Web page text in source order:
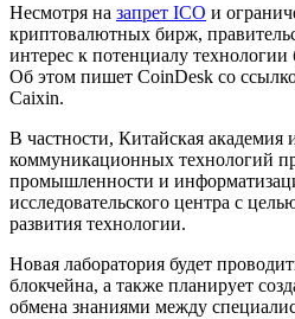
Несмотря на запрет ICO и
криптовалютных бирж,
интерес к потенциалу
Об этом пишет CoinDesk со
Caixin.
В частности, Китайская
коммуникационных технологий
промышленности и
исследовательского центра с
развития технологии.
Новая лаборатория будет
блокчейна, а также планирует
обмена знаниями между